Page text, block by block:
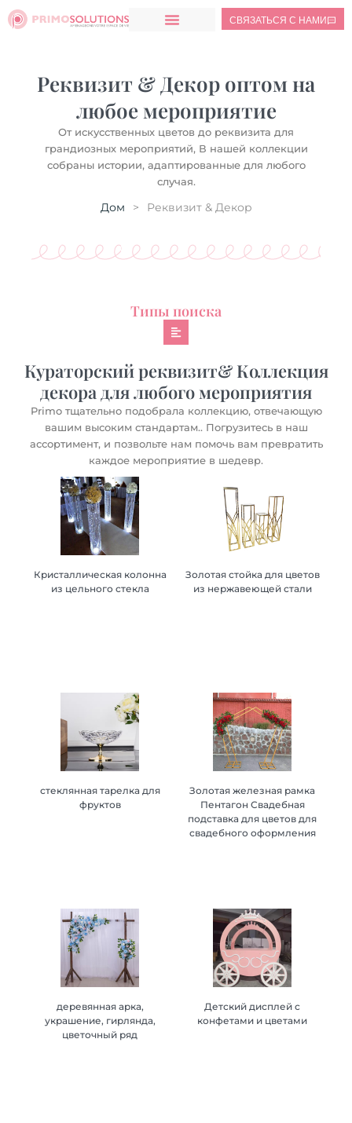
СВЯЗАТЬСЯ С НАМИ
Реквизит & Декор оптом на
любое мероприятие
От искусственных цветов до реквизита для
грандиозных мероприятий, В нашей коллекции
собраны истории, адаптированные для любого
случая.
Дом > Реквизит & Декор
Типы поиска
Кураторский реквизит& Коллекция
декора для любого мероприятия
Primo тщательно подобрала коллекцию, отвечающую
вашим высоким стандартам.. Погрузитесь в наш
ассортимент, и позвольте нам помочь вам превратить
каждое мероприятие в шедевр.
Кристаллическая колонна
из цельного стекла
Кристаллическая колонна
из цельного стекла
Золотая стойка для цветов
из нержавеющей стали
Золотая стойка для цветов
из нержавеющей стали
стеклянная тарелка для
фруктов
стеклянная тарелка для
фруктов
Золотая железная рамка
Пентагон Свадебная
подставка для цветов для
свадебного оформления
Золотая железная рамка
Пентагон Свадебная
подставка для цветов для
свадебного оформления
деревянная арка,
украшение, гирлянда,
цветочный ряд
деревянная арка,
украшение, гирлянда,
цветочный ряд
Детский дисплей с
конфетами и цветами
Детский дисплей с
конфетами и цветами